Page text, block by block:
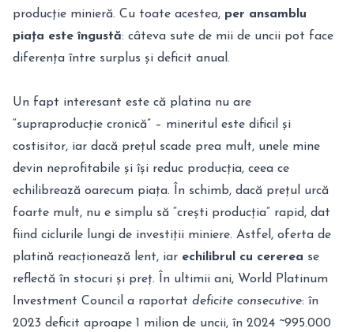
producție minieră. Cu toate acestea, per ansamblu
piața este îngustă: câteva sute de mii de uncii pot face
diferența între surplus și deficit anual.
Un fapt interesant este că platina nu are
“supraproducție cronică” – mineritul este dificil și
costisitor, iar dacă prețul scade prea mult, unele mine
devin neprofitabile și își reduc producția, ceea ce
echilibrează oarecum piața. În schimb, dacă prețul urcă
foarte mult, nu e simplu să “crești producția” rapid, dat
fiind ciclurile lungi de investiții miniere. Astfel, oferta de
platină reacționează lent, iar echilibrul cu cererea se
reflectă în stocuri și preț. În ultimii ani, World Platinum
Investment Council a raportat deficite consecutive: în
2023 deficit aproape 1 milion de uncii, în 2024 ~995.000